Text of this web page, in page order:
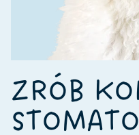
ZRÓB